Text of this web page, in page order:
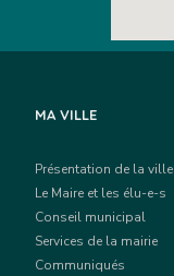
MA VILLE
Présentation de la ville
Le Maire et les élu-e-s
Conseil municipal
Services de la mairie
Communiqués